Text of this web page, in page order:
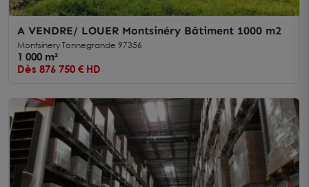
A VENDRE/ LOUER Montsinéry Bâtiment 1000 m2
Montsinery Tonnegrande 97356
1 000 m²
Dès 876 750 € HD